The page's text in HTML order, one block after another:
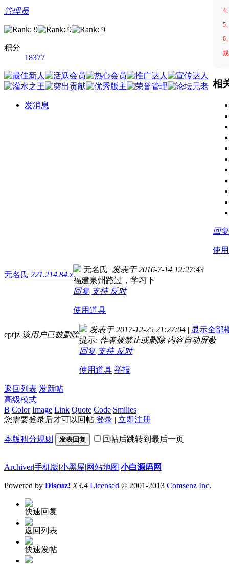
管理员
积分
18377
发消息
4
5
6
相
回复
使
无名氏 221.214.84.x
无名氏 发表于 2016-7-14 12:27:43
福建泉州路过，学习下
回复 支持 反对
使用道具
cprjz 该用户已被删除
发表于 2017-12-25 21:27:04
显示全部
提示: 作者被禁止或删除 内容自动屏蔽
回复 支持 反对
使用道具 举报
返回列表 发新帖
高级模式
B Color Image Link Quote Code Smilies
您需要登录后才可以回帖 登录 立即注册
本版积分规则 发表回复 回帖后跳转到最后一页
Archiver|手机版 小黑屋 网站地图 小白源码网
Powered by Discuz! X3.4 Licensed © 2001-2013 Comsenz Inc.
快速回复
返回列表
快速发帖